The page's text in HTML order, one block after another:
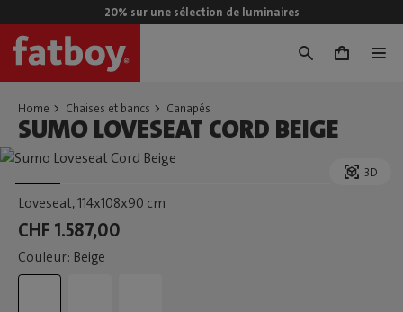
20% sur une sélection de luminaires
0
Home Chaises et bancs Canapés
SUMO LOVESEAT CORD BEIGE
3D
Loveseat, 114x108x90 cm
CHF 1.587,00
Couleur: Beige